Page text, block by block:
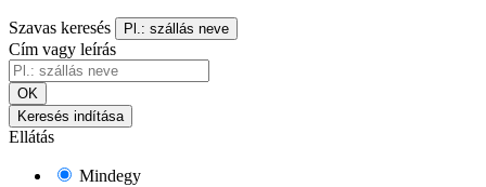
Szavas keresés Pl.: szállás neve
Cím vagy leírás
OK
Keresés indítása
Ellátás
Mindegy